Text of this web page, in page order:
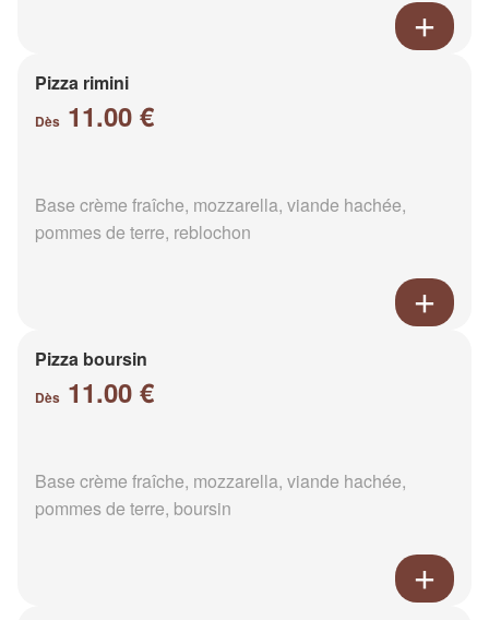
Pizza rimini
Dès 11.00 €
Base crème fraîche, mozzarella, viande hachée,
pommes de terre, reblochon
Pizza boursin
Dès 11.00 €
Base crème fraîche, mozzarella, viande hachée,
pommes de terre, boursin